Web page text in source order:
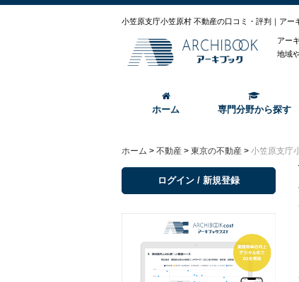
小笠原支庁小笠原村 不動産の口コミ・評判｜アー
アー
地域
ホーム 専門分野から探す
ホーム > 不動産 > 東京の不動産 > 小笠原支庁
ログイン / 新規登録